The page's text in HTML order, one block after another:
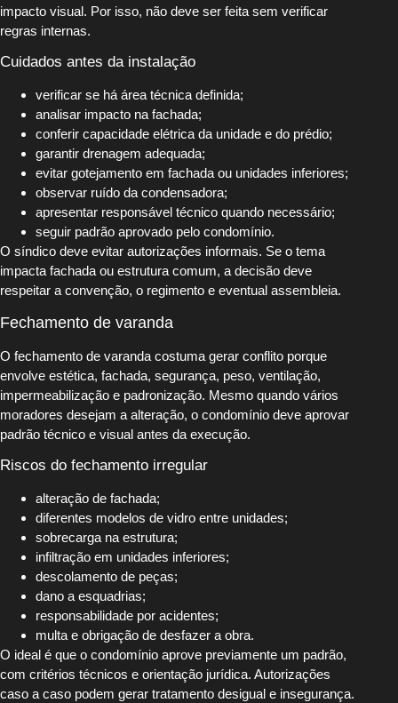
impacto visual. Por isso, não deve ser feita sem verificar
regras internas.
Cuidados antes da instalação
verificar se há área técnica definida;
analisar impacto na fachada;
conferir capacidade elétrica da unidade e do prédio;
garantir drenagem adequada;
evitar gotejamento em fachada ou unidades inferiores;
observar ruído da condensadora;
apresentar responsável técnico quando necessário;
seguir padrão aprovado pelo condomínio.
O síndico deve evitar autorizações informais. Se o tema
impacta fachada ou estrutura comum, a decisão deve
respeitar a convenção, o regimento e eventual assembleia.
Fechamento de varanda
O fechamento de varanda costuma gerar conflito porque
envolve estética, fachada, segurança, peso, ventilação,
impermeabilização e padronização. Mesmo quando vários
moradores desejam a alteração, o condomínio deve aprovar
padrão técnico e visual antes da execução.
Riscos do fechamento irregular
alteração de fachada;
diferentes modelos de vidro entre unidades;
sobrecarga na estrutura;
infiltração em unidades inferiores;
descolamento de peças;
dano a esquadrias;
responsabilidade por acidentes;
multa e obrigação de desfazer a obra.
O ideal é que o condomínio aprove previamente um padrão,
com critérios técnicos e orientação jurídica. Autorizações
caso a caso podem gerar tratamento desigual e insegurança.